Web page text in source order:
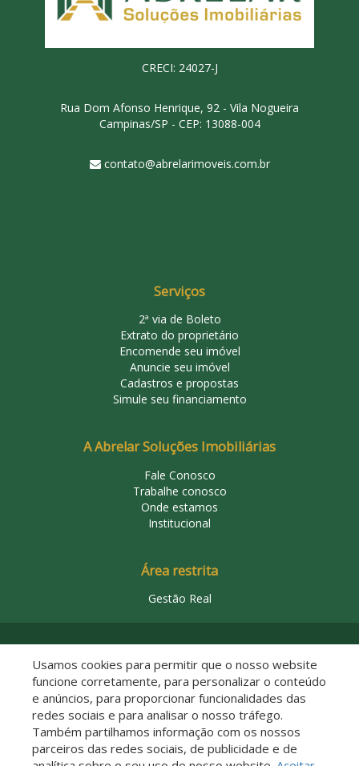
CRECI: 24027-J
Rua Dom Afonso Henrique, 92 - Vila Nogueira
Campinas/SP - CEP: 13088-004
contato@abrelarimoveis.com.br
Serviços
2ª via de Boleto
Extrato do proprietário
Encomende seu imóvel
Anuncie seu imóvel
Cadastros e propostas
Simule seu financiamento
A Abrelar Soluções Imobiliárias
Fale Conosco
Trabalhe conosco
Onde estamos
Institucional
Área restrita
Gestão Real
Descomplicado por:
Usamos cookies para permitir que o nosso website
funcione corretamente, para personalizar o conteúdo
e anúncios, para proporcionar funcionalidades das
redes sociais e para analisar o nosso tráfego.
Também partilhamos informação com os nossos
parceiros das redes sociais, de publicidade e de